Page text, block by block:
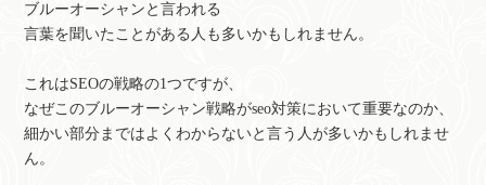
ブルーオーシャンと言われる
言葉を聞いたことがある人も多いかもしれません。
これはSEOの戦略の1つですが、
なぜこのブルーオーシャン戦略がseo対策において重要なのか、
細かい部分まではよくわからないと言う人が多いかもしれませ
ん。